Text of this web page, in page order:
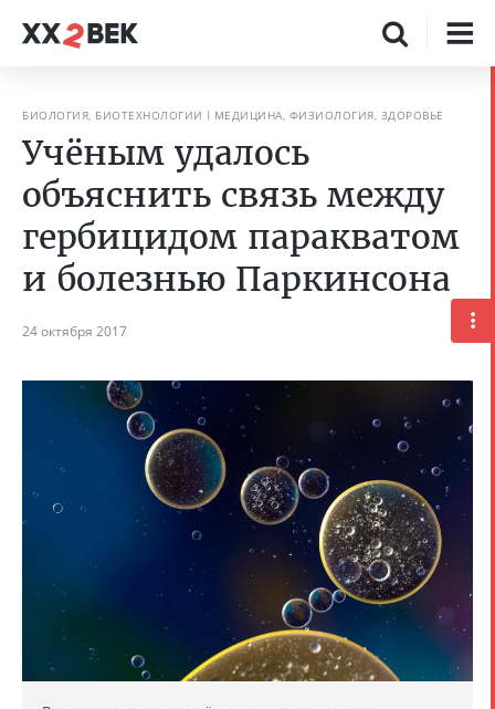
БИОЛОГИЯ, БИОТЕХНОЛОГИИ МЕДИЦИНА, ФИЗИОЛОГИЯ, ЗДОРОВЬЕ
Учёным удалось
объяснить связь между
гербицидом паракватом
и болезнью Паркинсона
24 октября 2017